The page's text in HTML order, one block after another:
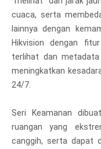
cuaca, serta
lainnya dengan
Hikvision dengan
terlihat dan
meningkatkan
24/7.
Seri Keamanan
ruangan yang
canggih, serta dapat